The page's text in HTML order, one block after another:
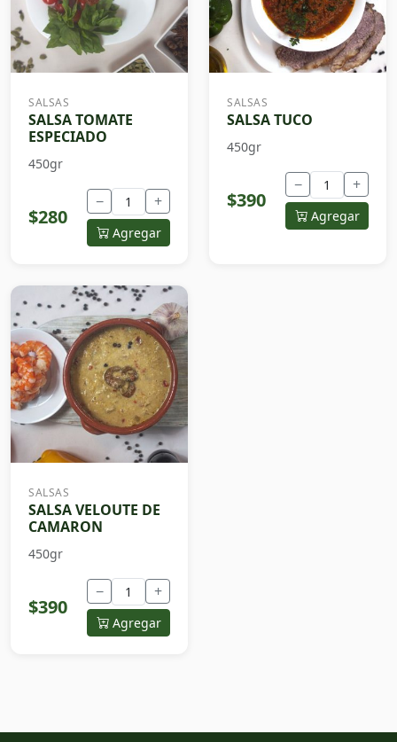
SALSAS
SALSA TOMATE
ESPECIADO
450gr
$280
− +
Agregar
SALSAS
SALSA TUCO
450gr
$390
− +
Agregar
SALSAS
SALSA VELOUTE DE
CAMARON
450gr
$390
− +
Agregar